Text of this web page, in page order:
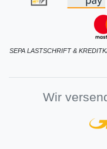
SEPA LASTSCHRIFT &
Wir